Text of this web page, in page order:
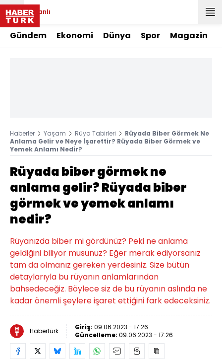
Canlı
Gündem Ekonomi Dünya Spor Magazin
Haberler Yaşam Rüya Tabirleri
Rüyada Biber Görmek Ne
Anlama Gelir ve Neye İşarettir? Rüyada Biber Görmek ve
Yemek Anlamı Nedir?
Rüyada biber görmek ne
anlama gelir? Rüyada biber
görmek ve yemek anlamı
nedir?
Rüyanızda biber mi gördünüz? Peki ne anlama
geldiğini biliyor musunuz? Eğer merak ediyorsanız
tam da olmanız gereken yerdesiniz. Size bütün
detaylarıyla bu rüyanın anlamlarından
bahsedeceğiz. Böylece siz de bu rüyanın aslında ne
kadar önemli şeylere işaret ettiğini fark edeceksiniz.
Habertürk Giriş: 09.06.2023 - 17:26
Güncelleme: 09.06.2023 - 17:26